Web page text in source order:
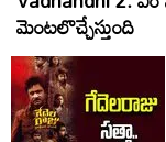
మెంటలొచ్చేస్తుంది